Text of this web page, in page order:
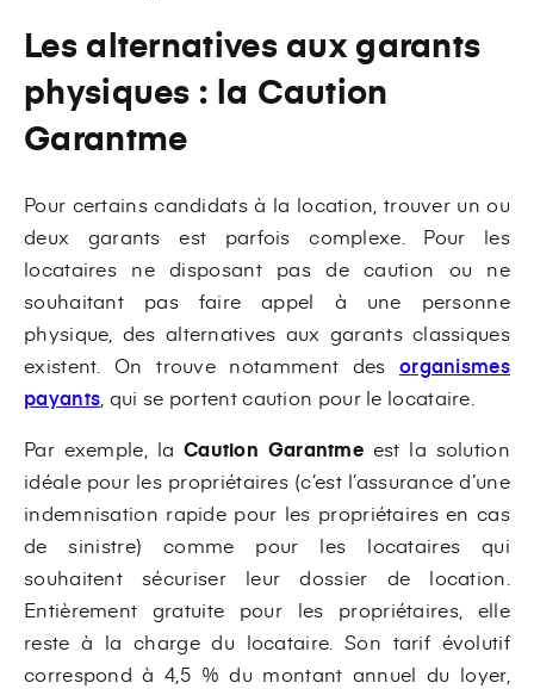
Les alternatives aux garants
physiques : la Caution
Garantme
Pour certains candidats à la location, trouver un ou
deux garants est parfois complexe. Pour les
locataires ne disposant pas de caution ou ne
souhaitant pas faire appel à une personne
physique, des alternatives aux garants classiques
existent. On trouve notamment des organismes
payants , qui se portent caution pour le locataire.
Par exemple, la Caution Garantme est la solution
idéale pour les propriétaires (c’est l’assurance d’une
indemnisation rapide pour les propriétaires en cas
de sinistre) comme pour les locataires qui
souhaitent sécuriser leur dossier de location.
Entièrement gratuite pour les propriétaires, elle
reste à la charge du locataire. Son tarif évolutif
correspond à 4,5 % du montant annuel du loyer,